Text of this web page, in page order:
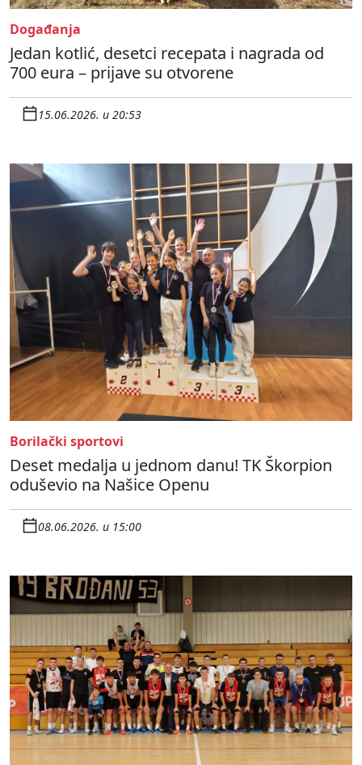
Događanja
Jedan kotlić, desetci recepata i nagrada od
700 eura – prijave su otvorene
15.06.2026. u 20:53
Borilački sportovi
Deset medalja u jednom danu! TK Škorpion
oduševio na Našice Openu
08.06.2026. u 15:00